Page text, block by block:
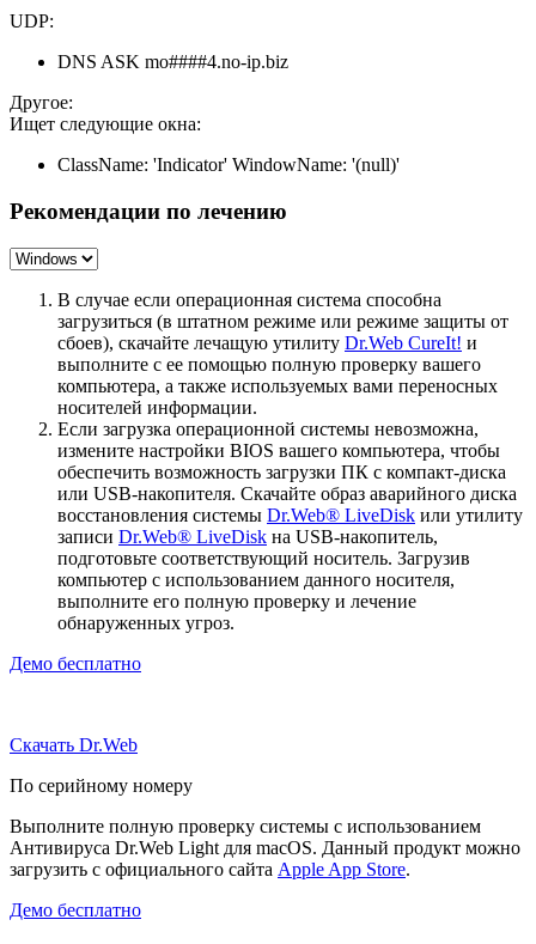
UDP:
DNS ASK mo####4.no-ip.biz
Другое:
Ищет следующие окна:
ClassName: 'Indicator' WindowName: '(null)'
Рекомендации по лечению
В случае если операционная система способна
загрузиться (в штатном режиме или режиме защиты от
сбоев), скачайте лечащую утилиту Dr.Web CureIt! и
выполните с ее помощью полную проверку вашего
компьютера, а также используемых вами переносных
носителей информации.
Если загрузка операционной системы невозможна,
измените настройки BIOS вашего компьютера, чтобы
обеспечить возможность загрузки ПК с компакт-диска
или USB-накопителя. Скачайте образ аварийного диска
восстановления системы Dr.Web® LiveDisk или утилиту
записи Dr.Web® LiveDisk на USB-накопитель,
подготовьте соответствующий носитель. Загрузив
компьютер с использованием данного носителя,
выполните его полную проверку и лечение
обнаруженных угроз.
Демо бесплатно
Скачать Dr.Web
По серийному номеру
Выполните полную проверку системы с использованием
Антивируса Dr.Web Light для macOS. Данный продукт можно
загрузить с официального сайта Apple App Store.
Демо бесплатно